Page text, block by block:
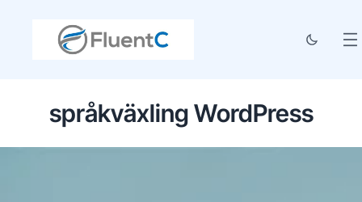
språkväxling WordPress